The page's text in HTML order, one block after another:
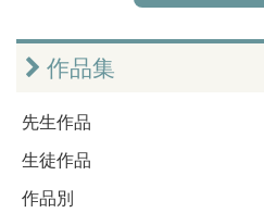
作品集
先生作品
生徒作品
作品別